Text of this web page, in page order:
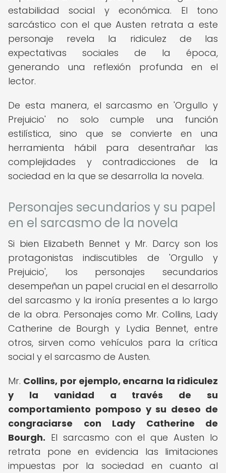
estabilidad social y económica. El tono
sarcástico con el que Austen retrata a este
personaje revela la ridiculez de las
expectativas sociales de la época,
generando una reflexión profunda en el
lector.
De esta manera, el sarcasmo en 'Orgullo y
Prejuicio' no solo cumple una función
estilística, sino que se convierte en una
herramienta hábil para desentrañar las
complejidades y contradicciones de la
sociedad en la que se desarrolla la novela.
Personajes secundarios y su papel
en el sarcasmo de la novela
Si bien Elizabeth Bennet y Mr. Darcy son los
protagonistas indiscutibles de 'Orgullo y
Prejuicio', los personajes secundarios
desempeñan un papel crucial en el desarrollo
del sarcasmo y la ironía presentes a lo largo
de la obra. Personajes como Mr. Collins, Lady
Catherine de Bourgh y Lydia Bennet, entre
otros, sirven como vehículos para la crítica
social y el sarcasmo de Austen.
Mr. Collins, por ejemplo, encarna la ridiculez
y la vanidad a través de su
comportamiento pomposo y su deseo de
congraciarse con Lady Catherine de
Bourgh. El sarcasmo con el que Austen lo
retrata pone en evidencia las limitaciones
impuestas por la sociedad en cuanto al